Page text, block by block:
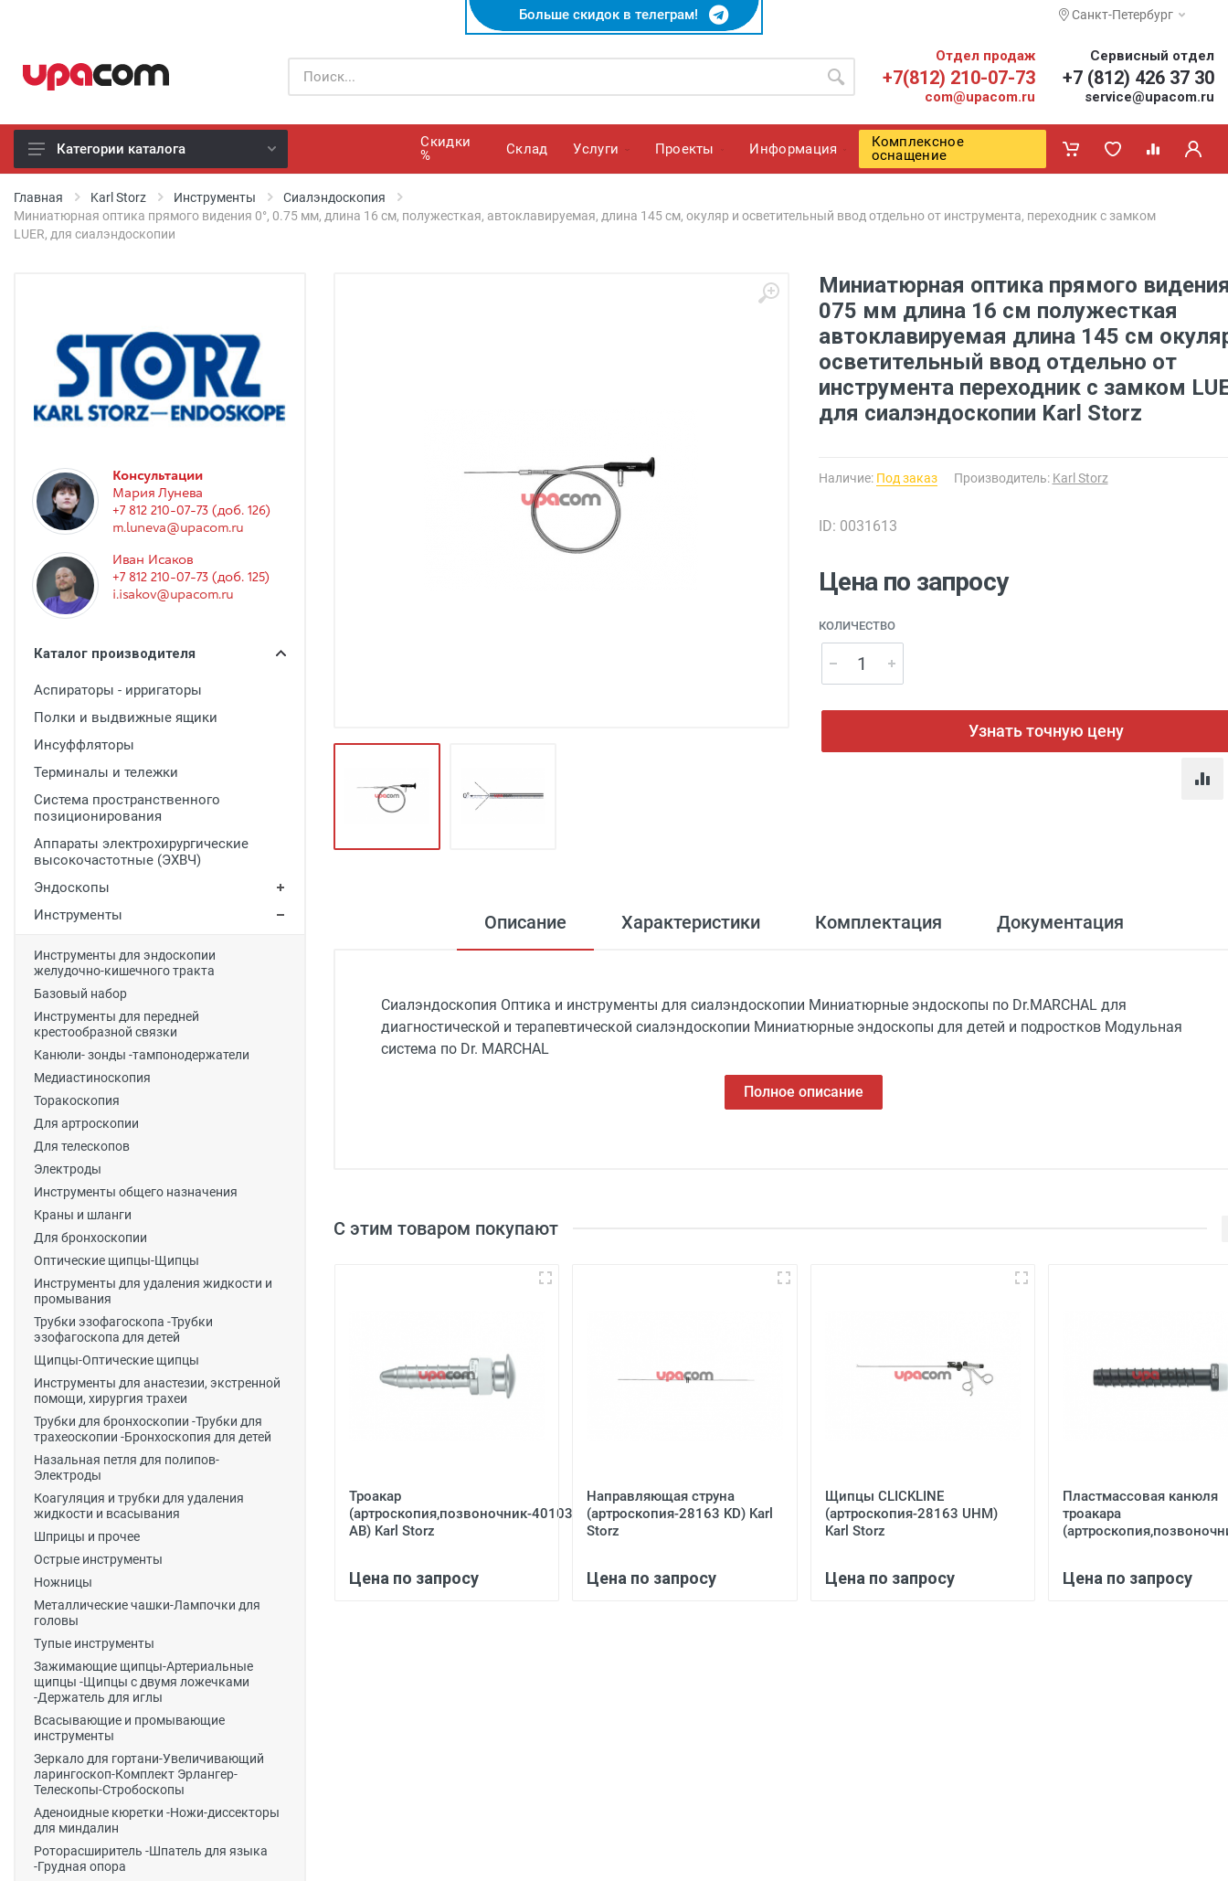
Больше скидок в телеграм! Санкт-Петербург
Отдел продаж
+7(812) 210-07-73
com@upacom.ru
Сервисный отдел
+7 (812) 426 37 30
service@upacom.ru
Б/У оборудование
Все производители
Неонатология
Хирургия
Гинекология
Функциональная диагностика
Офтальмология
Дезинфекция и стерилизация
Лучевая диагностика
Вспомогательное оборудование
Ветеринария
Стоматологическое оборудование
Медицинская мебель
Лабораторное оборудование
Медицинские мониторы
Ортопедические товары
Косметология
Категории каталога
Скидки
%
Cклад Услуги Проекты Информация
Комплексное
оснащение
Главная Karl Storz Инструменты
Сиалэндоскопия
Миниатюрная оптика прямого видения 0°, 0.75 мм, длина 16 см, полужесткая, автоклавируемая, длина 145 см, окуляр и осветительный ввод отдельно от инструмента, переходник с замком
LUER, для сиалэндоскопии
Консультации
Мария Лунева
+7 812 210-07-73 (доб. 126)
m.luneva@upacom.ru
Иван Исаков
+7 812 210-07-73 (доб. 125)
i.isakov@upacom.ru
Каталог производителя
Аспираторы - ирригаторы
Полки и выдвижные ящики
Инсуффляторы
Терминалы и тележки
Система пространственного
позиционирования
Аппараты электрохирургические
высокочастотные (ЭХВЧ)
Эндоскопы
Инструменты
Инструменты для эндоскопии
желудочно-кишечного тракта
Базовый набор
Инструменты для передней
крестообразной связки
Канюли- зонды -тампонодержатели
Медиастиноскопия
Торакоскопия
Для артроскопии
Для телескопов
Электроды
Инструменты общего назначения
Краны и шланги
Для бронхоскопии
Оптические щипцы-Щипцы
Инструменты для удаления жидкости и
промывания
Трубки эзофагоскопа -Трубки
эзофагоскопа для детей
Щипцы-Оптические щипцы
Инструменты для анастезии, экстренной
помощи, хирургия трахеи
Трубки для бронхоскопии -Трубки для
трахеоскопии -Бронхоскопия для детей
Назальная петля для полипов-
Электроды
Коагуляция и трубки для удаления
жидкости и всасывания
Шприцы и прочее
Острые инструменты
Ножницы
Металлические чашки-Лампочки для
головы
Тупые инструменты
Зажимающие щипцы-Артериальные
щипцы -Щипцы с двумя ложечками
-Держатель для иглы
Всасывающие и промывающие
инструменты
Зеркало для гортани-Увеличивающий
ларингоскоп-Комплект Эрлангер-
Телескопы-Стробоскопы
Аденоидные кюретки -Ножи-диссекторы
для миндалин
Роторасширитель -Шпатель для языка
-Грудная опора
Миниатюрная оптика прямого
075 мм длина 16 см полужесткая
автоклавируемая длина 145 см
осветительный ввод отдельно от
инструмента переходник с замком
для сиалэндоскопии Karl Storz
Наличие: Под заказ Производитель: Karl Storz
ID: 0031613
Цена по запросу
КОЛИЧЕСТВО
Узнать точную цену
Описание Характеристики Комплектация Документация
Сиалэндоскопия Оптика и инструменты для сиалэндоскопии Миниатюрные эндоскопы по Dr.MARCHAL для
диагностической и терапевтической сиалэндоскопии Миниатюрные эндоскопы для детей и подростков Модульная
система по Dr. MARCHAL
Полное описание
С этим товаром покупают
Троакар
(артроскопия,позвоночник-40103
АВ) Karl Storz
Цена по запросу
Направляющая струна
(артроскопия-28163 KD) Karl
Storz
Цена по запросу
Щипцы CLICKLINE
(артроскопия-28163 UHM)
Karl Storz
Цена по запросу
Пластмассовая канюля
троакара
Цена по запросу